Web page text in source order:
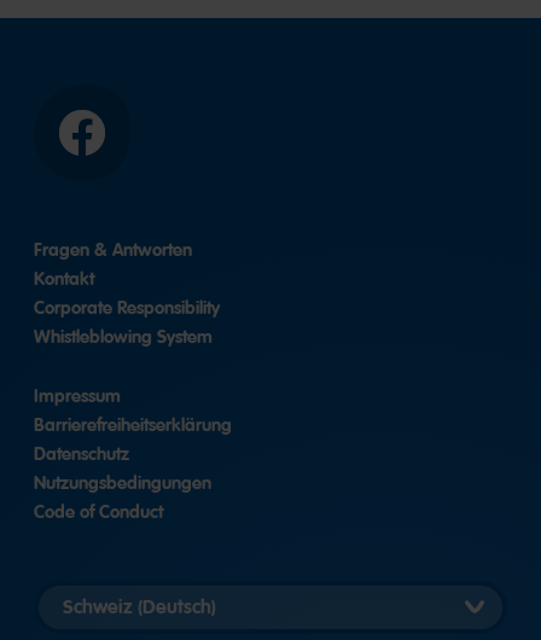
Facebook
Fragen & Antworten
Kontakt
Corporate Responsibility
Whistleblowing System
Impressum
Barrierefreiheitserklärung
Datenschutz
Nutzungsbedingungen
Code of Conduct
Länderversion
auswählen